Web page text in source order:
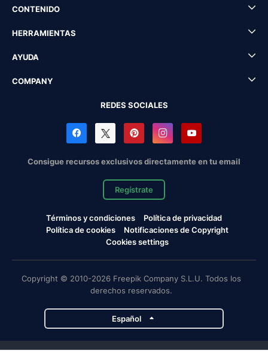
CONTENIDO
HERRAMIENTAS
AYUDA
COMPANY
REDES SOCIALES
Consigue recursos exclusivos directamente en tu email
Regístrate
Términos y condiciones
Política de privacidad
Política de cookies
Notificaciones de Copyright
Cookies settings
Copyright © 2010-2026 Freepik Company S.L.U. Todos los
derechos reservados.
Español